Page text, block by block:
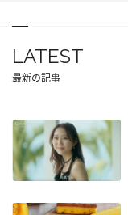
LATEST
最新の記事